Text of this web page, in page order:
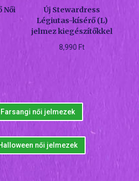
Női
Új Stewardress
Légiutas-kísérő (L)
jelmez kiegészítőkkel
8,990 Ft
Farsangi női jelmezek
női jelmezek